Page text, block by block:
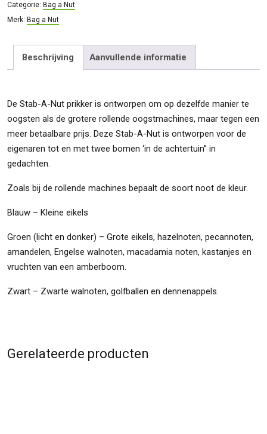
Categorie: Bag a Nut
Merk: Bag a Nut
Beschrijving Aanvullende informatie
De Stab-A-Nut prikker is ontworpen om op dezelfde manier te
oogsten als de grotere rollende oogstmachines, maar tegen een
meer betaalbare prijs. Deze Stab-A-Nut is ontworpen voor de
eigenaren tot en met twee bomen ‘in de achtertuin” in
gedachten.
Zoals bij de rollende machines bepaalt de soort noot de kleur.
Blauw – Kleine eikels
Groen (licht en donker) – Grote eikels, hazelnoten, pecannoten,
amandelen, Engelse walnoten, macadamia noten, kastanjes en
vruchten van een amberboom.
Zwart – Zwarte walnoten, golfballen en dennenappels.
Gerelateerde producten